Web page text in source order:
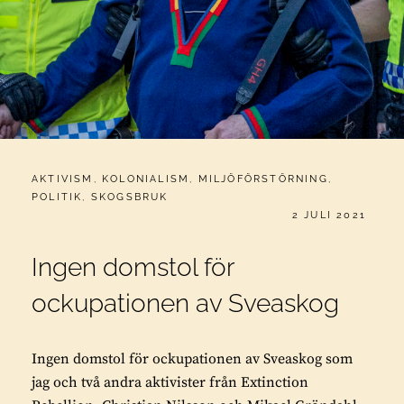
CATEGORIES:
AKTIVISM , KOLONIALISM , MILJÖFÖRSTÖRNING ,
POLITIK , SKOGSBRUK
PUBLICERAT
2 JULI 2021
Ingen domstol för
ockupationen av Sveaskog
Ingen domstol för ockupationen av Sveaskog som
jag och två andra aktivister från Extinction